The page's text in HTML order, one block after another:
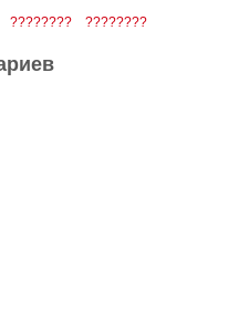
???????? ????????